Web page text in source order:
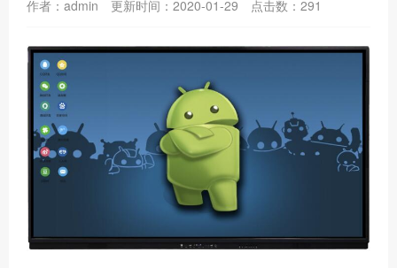
作者：admin 更新时间：2020-01-29 点击数： 291